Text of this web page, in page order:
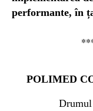
performante, în
POLIMED
Drumul